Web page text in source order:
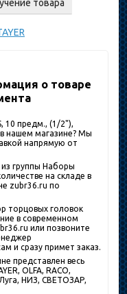
товара
о товаре
10 предм., (1/2"),
нашем магазине? Мы
напрямую от
группы Наборы
на складе в
zubr36.ru по
торцовых головок
в современном
или позвоните
и сразу примет заказ.
представлен весь
OLFA, RACO,
Луга, НИЗ, СВЕТОЗАР,